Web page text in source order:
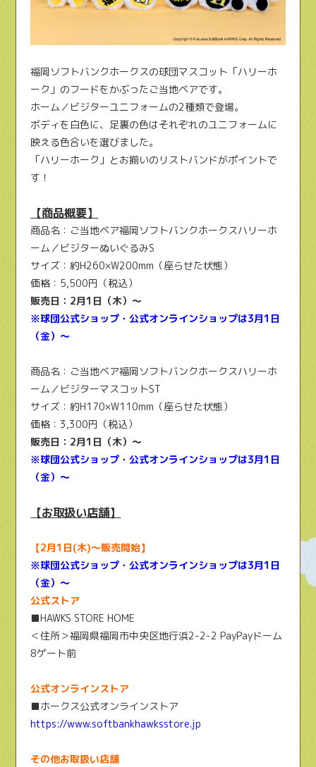
福岡ソフトバンクホークスの球団マスコット「ハリーホ
ーク」のフードをかぶったご当地ベアです。
ホーム／ビジターユニフォームの2種類で登場。
ボディを白色に、足裏の色はそれぞれのユニフォームに
映える色合いを選びました。
「ハリーホーク」とお揃いのリストバンドがポイントで
す！
【商品概要】
商品名：ご当地ベア福岡ソフトバンクホークスハリーホ
ーム／ビジターぬいぐるみS
サイズ：約H260×W200mm（座らせた状態）
価格：5,500円（税込）
販売日：2月1日（木）～
※球団公式ショップ・公式オンラインショップは3月1日
（金）～
商品名：ご当地ベア福岡ソフトバンクホークスハリーホ
ーム／ビジターマスコットST
サイズ：約H170×W110mm（座らせた状態）
価格：3,300円（税込）
販売日：2月1日（木）～
※球団公式ショップ・公式オンラインショップは3月1日
（金）～
【お取扱い店舗】
【2月1日(木)～販売開始】
※球団公式ショップ・公式オンラインショップは3月1日
（金）～
公式ストア
■HAWKS STORE HOME
＜住所＞福岡県福岡市中央区地行浜2-2-2 PayPayドーム
8ゲート前
公式オンラインストア
■ホークス公式オンラインストア
https://www.softbankhawksstore.jp
その他お取扱い店舗